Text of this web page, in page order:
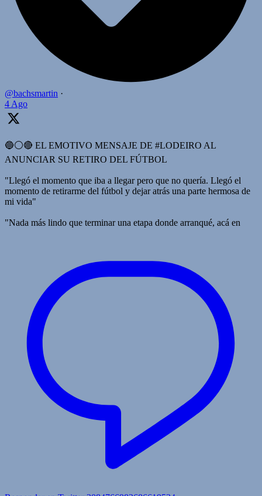
@bachsmartin ·
4 Ago
🔵⚪️🔴 EL EMOTIVO MENSAJE DE #LODEIRO AL
ANUNCIAR SU RETIRO DEL FÚTBOL
"Llegó el momento que iba a llegar pero que no quería. Llegó el
momento de retirarme del fútbol y dejar atrás una parte hermosa de
mi vida"
"Nada más lindo que terminar una etapa donde arranqué, acá en